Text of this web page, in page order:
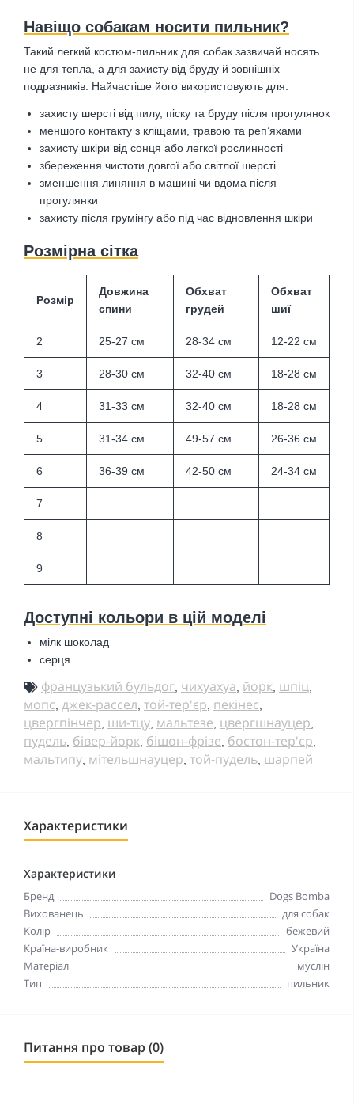
Навіщо собакам носити пильник?
Такий легкий костюм-пильник для собак зазвичай носять
не для тепла, а для захисту від бруду й зовнішніх
подразників. Найчастіше його використовують для:
захисту шерсті від пилу, піску та бруду після прогулянок
меншого контакту з кліщами, травою та реп’яхами
захисту шкіри від сонця або легкої рослинності
збереження чистоти довгої або світлої шерсті
зменшення линяння в машині чи вдома після
прогулянки
захисту після грумінгу або під час відновлення шкіри
Розмірна сітка
Розмір
Довжина
спини
Обхват
грудей
Обхват
шиї
2 25-27 см 28-34 см 12-22 см
3 28-30 см 32-40 см 18-28 см
4 31-33 см 32-40 см 18-28 см
5 31-34 см 49-57 см 26-36 см
6 36-39 см 42-50 см 24-34 см
7
8
9
Доступні кольори в цій моделі
мілк шоколад
серця
французький бульдог чихуахуа йорк шпіц
мопс джек-рассел той-тер'єр пекінес
цвергпінчер ши-тцу мальтезе цвергшнауцер
пудель бівер-йорк бішон-фрізе бостон-тер'єр
мальтипу мітельшнауцер той-пудель шарпей
Характеристики
Характеристики
Бренд
Dogs Bomba
Вихованець
для собак
Колір
бежевий
Країна-виробник
Україна
Матеріал
муслін
Тип
пильник
Питання про товар (0)